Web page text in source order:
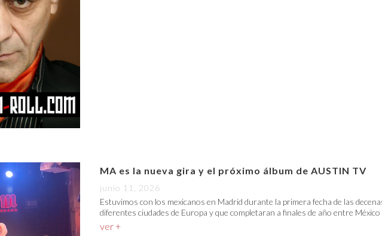
MA es la nueva gira y el próximo álbum de AUSTIN TV
junio 11, 2026
Estuvimos con los mexicanos en Madrid durante la primera fecha de las
diferentes ciudades de Europa y que completaran a finales de año entre México
ver +